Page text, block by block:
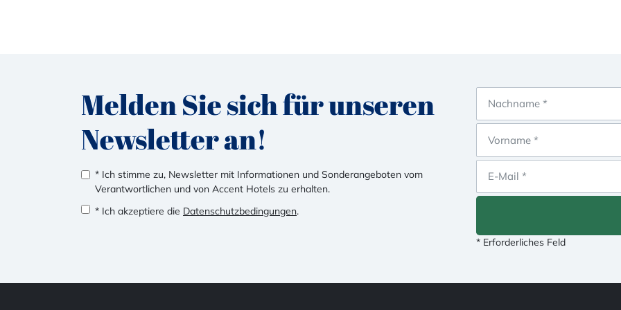
Melden Sie sich für unseren
Newsletter an!
* Ich stimme zu, Newsletter mit Informationen und Sonderangeboten vom
Verantwortlichen und von Accent Hotels zu erhalten.
* Ich akzeptiere die Datenschutzbedingungen.
* Erforderliches Feld